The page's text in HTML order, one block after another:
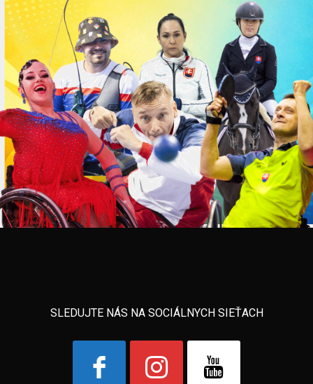
SLEDUJTE NÁS NA SOCIÁLNYCH SIEŤACH